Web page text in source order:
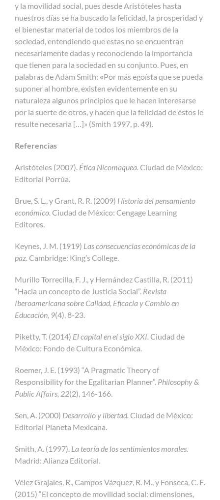
y la movilidad social, pues desde Aristóteles hasta
nuestros días se ha buscado la felicidad, la prosperidad y
el bienestar material de todos los miembros de la
sociedad, entendiendo que estas no se encuentran
necesariamente dadas y reconociendo la importancia
que tienen para la sociedad en su conjunto. Pues, en
palabras de Adam Smith: «Por más egoísta que se pueda
suponer al hombre, existen evidentemente en su
naturaleza algunos principios que le hacen interesarse
por la suerte de otros, y hacen que la felicidad de éstos le
resulte necesaria […]» (Smith 1997, p. 49).
Referencias
Aristóteles (2007). Ética Nicomaquea. Ciudad de México:
Editorial Porrúa.
Brue, S. L., y Grant, R. R. (2009) Historia del pensamiento
económico. Ciudad de México: Cengage Learning
Editores.
Keynes, J. M. (1919) Las consecuencias económicas de la
paz. Cambridge: King’s College.
Murillo Torrecilla, F. J., y Hernández Castilla, R. (2011)
“Hacia un concepto de Justicia Social”. Revista
Iberoamericana sobre Calidad, Eficacia y Cambio en
Educación, 9(4), 8-23.
Piketty, T. (2014) El capital en el siglo XXI. Ciudad de
México: Fondo de Cultura Económica.
Roemer, J. E. (1993) “A Pragmatic Theory of
Responsibility for the Egalitarian Planner”. Philosophy &
Public Affairs, 22(2), 146-166.
Sen, A. (2000) Desarrollo y libertad. Ciudad de México:
Editorial Planeta Mexicana.
Smith, A. (1997). La teoría de los sentimientos morales.
Madrid: Alianza Editorial.
Vélez Grajales, R., Campos Vázquez, R. M., y Fonseca, C. E.
(2015) “El concepto de movilidad social: dimensiones,